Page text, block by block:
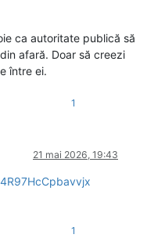
ca autoritate publică să
afară. Doar să creezi
între ei.
1
21 mai 2026, 19:43
1